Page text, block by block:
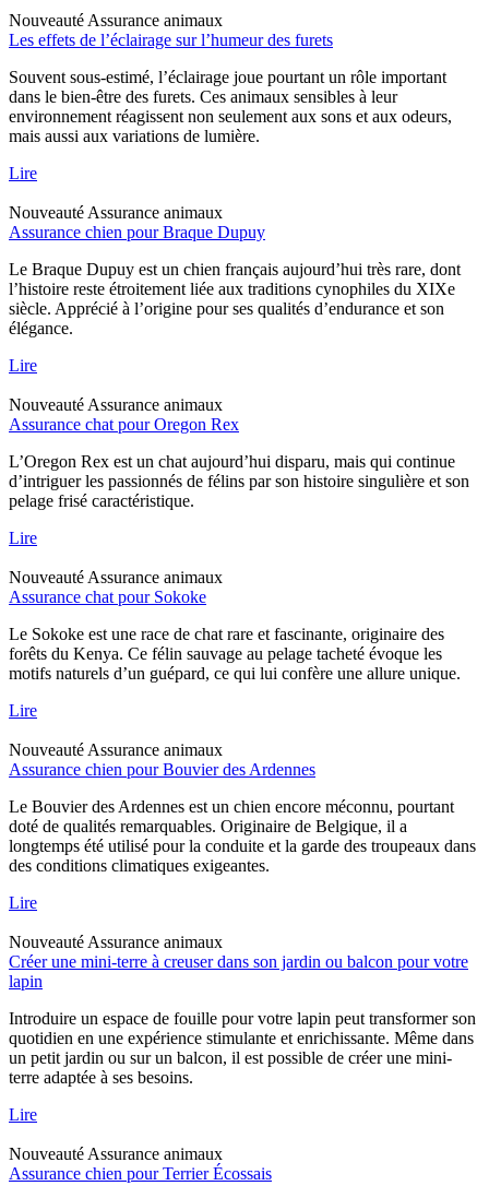
Nouveauté Assurance animaux
Les effets de l’éclairage sur l’humeur des furets
Souvent sous-estimé, l’éclairage joue pourtant un rôle important
dans le bien-être des furets. Ces animaux sensibles à leur
environnement réagissent non seulement aux sons et aux odeurs,
mais aussi aux variations de lumière.
Lire
Nouveauté Assurance animaux
Assurance chien pour Braque Dupuy
Le Braque Dupuy est un chien français aujourd’hui très rare, dont
l’histoire reste étroitement liée aux traditions cynophiles du XIXe
siècle. Apprécié à l’origine pour ses qualités d’endurance et son
élégance.
Lire
Nouveauté Assurance animaux
Assurance chat pour Oregon Rex
L’Oregon Rex est un chat aujourd’hui disparu, mais qui continue
d’intriguer les passionnés de félins par son histoire singulière et son
pelage frisé caractéristique.
Lire
Nouveauté Assurance animaux
Assurance chat pour Sokoke
Le Sokoke est une race de chat rare et fascinante, originaire des
forêts du Kenya. Ce félin sauvage au pelage tacheté évoque les
motifs naturels d’un guépard, ce qui lui confère une allure unique.
Lire
Nouveauté Assurance animaux
Assurance chien pour Bouvier des Ardennes
Le Bouvier des Ardennes est un chien encore méconnu, pourtant
doté de qualités remarquables. Originaire de Belgique, il a
longtemps été utilisé pour la conduite et la garde des troupeaux dans
des conditions climatiques exigeantes.
Lire
Nouveauté Assurance animaux
Créer une mini-terre à creuser dans son jardin ou balcon pour votre
lapin
Introduire un espace de fouille pour votre lapin peut transformer son
quotidien en une expérience stimulante et enrichissante. Même dans
un petit jardin ou sur un balcon, il est possible de créer une mini-
terre adaptée à ses besoins.
Lire
Nouveauté Assurance animaux
Assurance chien pour Terrier Écossais